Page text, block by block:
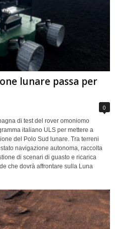
lunare passa per
0
di test del rover omoniomo
italiano ULS per mettere a
del Polo Sud lunare. Tra terreni
navigazione autonoma, raccolta
di scenari di guasto e ricarica
che dovrà affrontare sulla Luna